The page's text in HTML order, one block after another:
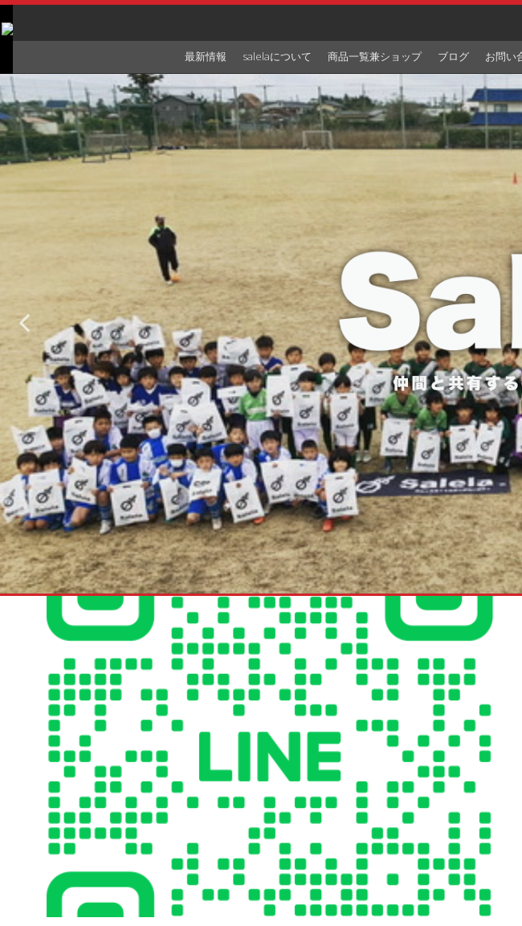
Skip
to
最新情報 salelaについて 商品一覧兼ショップ ブログ お問い